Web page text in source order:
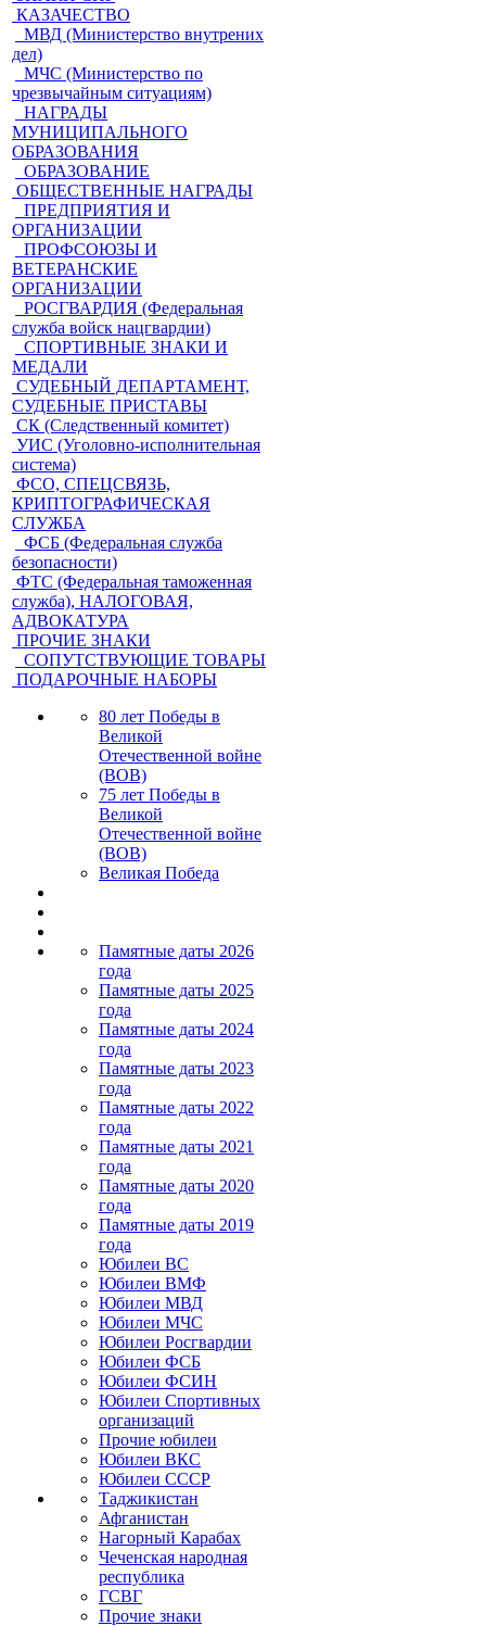
КАЗАЧЕСТВО
МВД (Министерство внутрених
дел)
МЧС (Министерство по
чрезвычайным ситуациям)
НАГРАДЫ
МУНИЦИПАЛЬНОГО
ОБРАЗОВАНИЯ
ОБРАЗОВАНИЕ
ОБЩЕСТВЕННЫЕ НАГРАДЫ
ПРЕДПРИЯТИЯ И
ОРГАНИЗАЦИИ
ПРОФСОЮЗЫ И
ВЕТЕРАНСКИЕ
ОРГАНИЗАЦИИ
РОСГВАРДИЯ (Федеральная
служба войск нацгвардии)
СПОРТИВНЫЕ ЗНАКИ И
МЕДАЛИ
СУДЕБНЫЙ ДЕПАРТАМЕНТ,
СУДЕБНЫЕ ПРИСТАВЫ
СК (Следственный комитет)
УИС (Уголовно-исполнительная
система)
ФСО, СПЕЦСВЯЗЬ,
КРИПТОГРАФИЧЕСКАЯ
СЛУЖБА
ФСБ (Федеральная служба
безопасности)
ФТС (Федеральная таможенная
служба), НАЛОГОВАЯ,
АДВОКАТУРА
ПРОЧИЕ ЗНАКИ
СОПУТСТВУЮЩИЕ ТОВАРЫ
ПОДАРОЧНЫЕ НАБОРЫ
80 лет Победы в
Великой
Отечественной войне
(ВОВ)
75 лет Победы в
Великой
Отечественной войне
(ВОВ)
Великая Победа
Памятные даты 2026
года
Памятные даты 2025
года
Памятные даты 2024
года
Памятные даты 2023
года
Памятные даты 2022
года
Памятные даты 2021
года
Памятные даты 2020
года
Памятные даты 2019
года
Юбилеи ВС
Юбилеи ВМФ
Юбилеи МВД
Юбилеи МЧС
Юбилеи Росгвардии
Юбилеи ФСБ
Юбилеи ФСИН
Юбилеи Спортивных
организаций
Прочие юбилеи
Юбилеи ВКС
Юбилеи СССР
Таджикистан
Афганистан
Нагорный Карабах
Чеченская народная
республика
ГСВГ
Прочие знаки